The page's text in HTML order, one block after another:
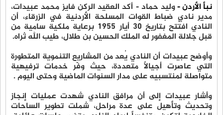
نبأ الأردن -وليد حماد - أكد العقيد الركن فايز محمد عبيدات،
مدير نادي ضباط القوات المسلحة الأردنية في الزرقاء، أن
النادي افتُتح بتاريخ 30 أيار 1955 برعاية ملكية سامية من
قبل جلالة المغفور له الملك الحسين بن طلال، طيب الله ثراه.
وأوضح عبيدات أن النادي يُعد من المشاريع التنموية المتطورة
التي عاصرت أجيالاً متعددة، حيث وفّر خدمات ترفيهية
متواصلة لمنتسبيه على مدار السنوات الماضية وحتى اليوم .
وأشار عبيدات إلى أن مرافق النادي شهدت عمليات إنجاز
وتحديث وتأهيل على عدة مراحل، شملت تطوير الساحات